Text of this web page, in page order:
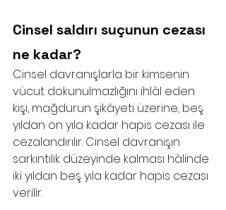
Cinsel saldırı suçunun cezası
ne kadar?
Cinsel davranışlarla bir kimsenin
vücut dokunulmazlığını ihlâl eden
kişi, mağdurun şikâyeti üzerine, beş
yıldan on yıla kadar hapis cezası ile
cezalandırılır. Cinsel davranışın
sarkıntılık düzeyinde kalması hâlinde
iki yıldan beş yıla kadar hapis cezası
verilir.